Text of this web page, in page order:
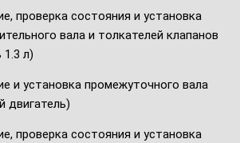
проверка состояния и установка
вала и толкателей клапанов
1.3 л)
и установка промежуточного вала
двигатель)
проверка состояния и установка